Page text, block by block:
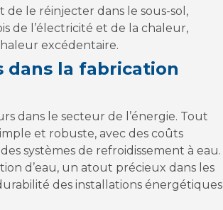
le réinjecter dans le sous-sol,
de l’électricité et de la chaleur,
excédentaire.
dans la fabrication
dans le secteur de l’énergie. Tout
et robuste, avec des coûts
systèmes de refroidissement à eau.
d’eau, un atout précieux dans les
des installations énergétiques